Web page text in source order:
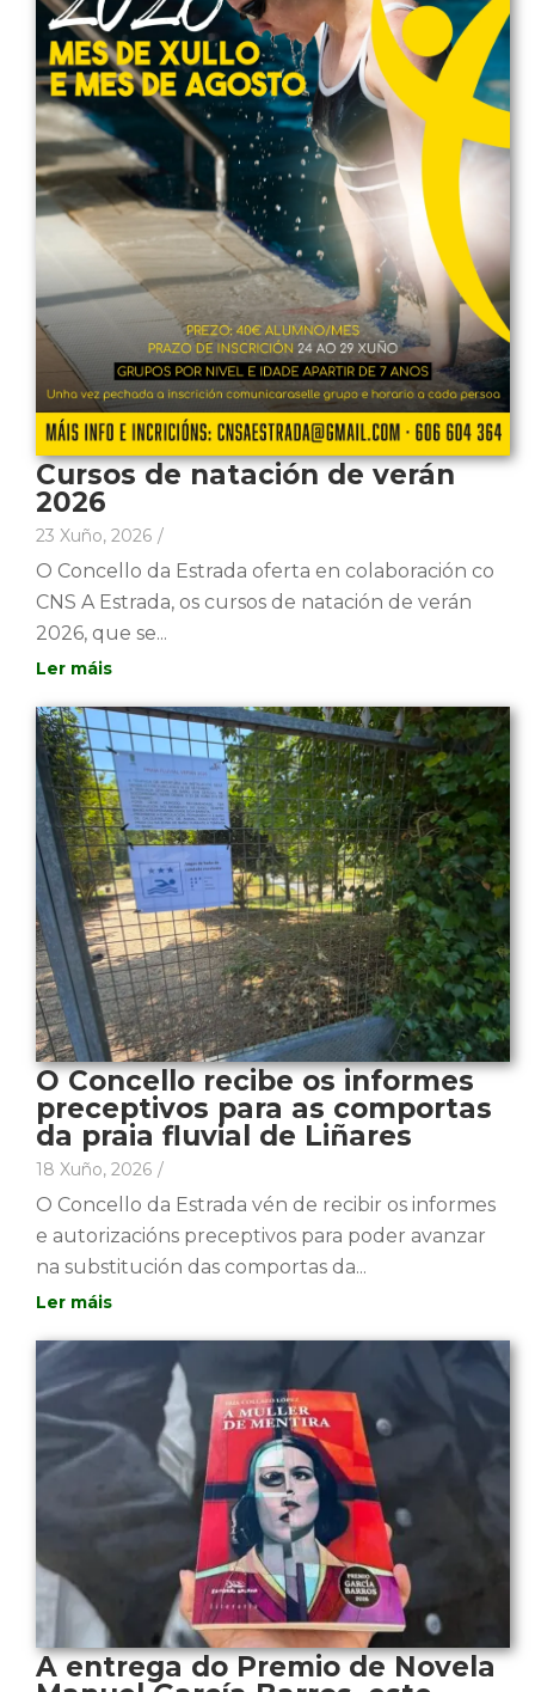
Cursos de natación de verán
2026
23 Xuño, 2026 /
O Concello da Estrada oferta en colaboración co
CNS A Estrada, os cursos de natación de verán
2026, que se...
O Concello recibe os informes
preceptivos para as comportas
da praia fluvial de Liñares
18 Xuño, 2026 /
O Concello da Estrada vén de recibir os informes
e autorizacións preceptivos para poder avanzar
na substitución das comportas da...
A entrega do Premio de Novela